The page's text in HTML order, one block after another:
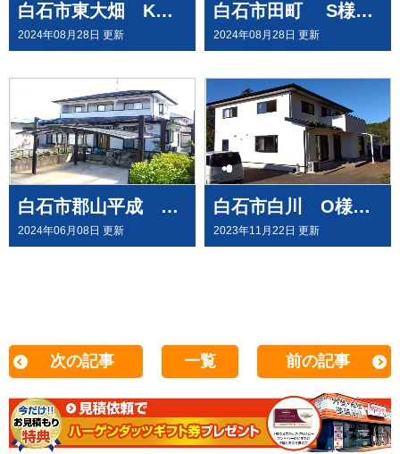
白石市東大畑 K様邸で屋根外壁塗装工事
2024年08月28日 更新
白石市田町 S様邸で外壁塗装工事させて頂きました
2024年08月28日 更新
白石市郡山平成 Y様邸で 屋根外壁塗装工事させて頂きました
2024年06月08日 更新
白石市白川 O様邸で 屋根外壁塗装 テラス新設工事させて頂きました
2023年11月22日 更新
次の記事 一覧 前の記事